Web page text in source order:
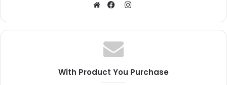
e
b
t
a
c
e
o
I
s
r
With Product You Purchase